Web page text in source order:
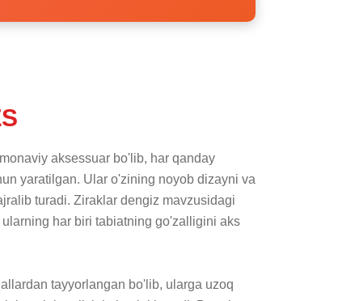
aksessuar bo'lib, har qanday
yaratilgan. Ular o'zining noyob dizayni va
turadi. Ziraklar dengiz mavzusidagi
har biri tabiatning go'zalligini aks
tayyorlangan bo'lib, ularga uzoq